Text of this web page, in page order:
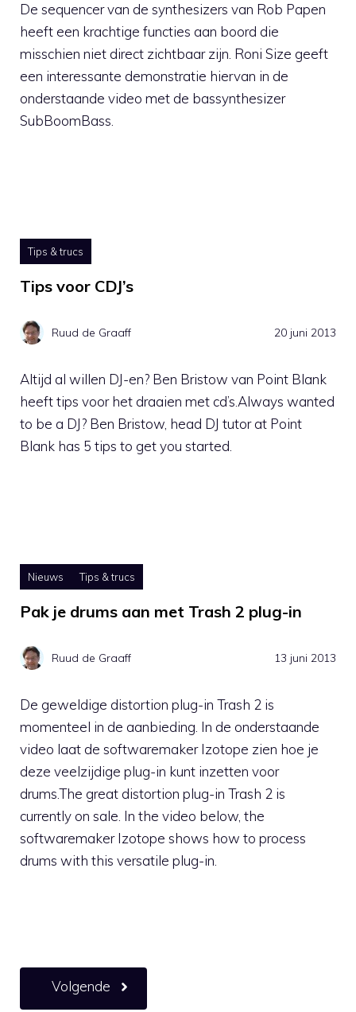
De sequencer van de synthesizers van Rob Papen
heeft een krachtige functies aan boord die
misschien niet direct zichtbaar zijn. Roni Size geeft
een interessante demonstratie hiervan in de
onderstaande video met de bassynthesizer
SubBoomBass.
Tips & trucs
Tips voor CDJ’s
Ruud de Graaff 20 juni 2013
Altijd al willen DJ-en? Ben Bristow van Point Blank
heeft tips voor het draaien met cd’s.Always wanted
to be a DJ? Ben Bristow, head DJ tutor at Point
Blank has 5 tips to get you started.
Nieuws Tips & trucs
Pak je drums aan met Trash 2 plug-in
Ruud de Graaff 13 juni 2013
De geweldige distortion plug-in Trash 2 is
momenteel in de aanbieding. In de onderstaande
video laat de softwaremaker Izotope zien hoe je
deze veelzijdige plug-in kunt inzetten voor
drums.The great distortion plug-in Trash 2 is
currently on sale. In the video below, the
softwaremaker Izotope shows how to process
drums with this versatile plug-in.
Volgende